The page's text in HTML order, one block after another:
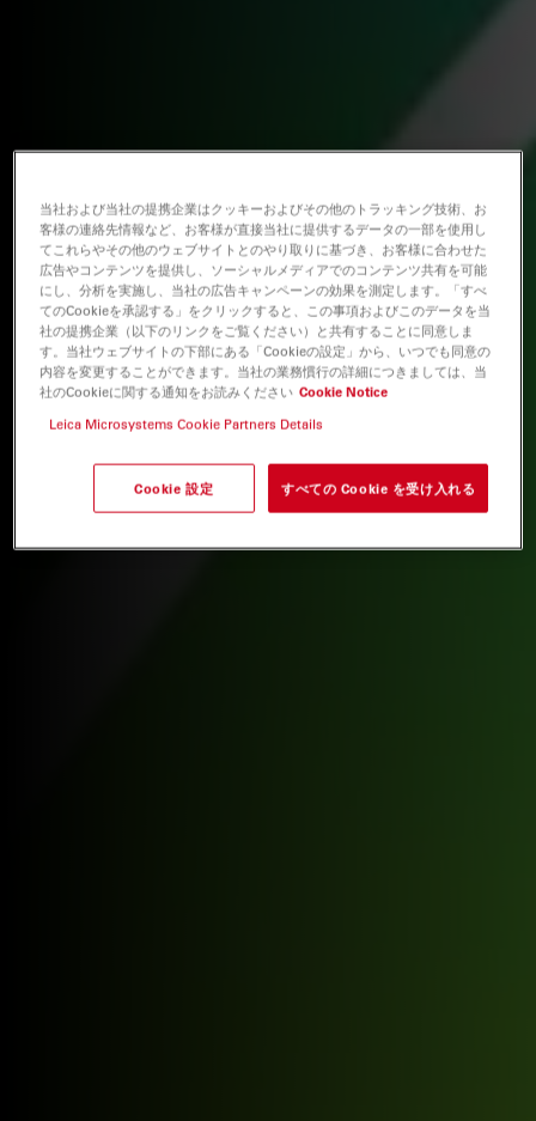
当社および当社の提携企業はクッキーおよびその他のトラッキング技術、お
客様の連絡先情報など、お客様が直接当社に提供するデータの一部を使用し
てこれらやその他のウェブサイトとのやり取りに基づき、お客様に合わせた
広告やコンテンツを提供し、ソーシャルメディアでのコンテンツ共有を可能
にし、分析を実施し、当社の広告キャンペーンの効果を測定します。「すべ
てのCookieを承認する」をクリックすると、この事項およびこのデータを当
社の提携企業（以下のリンクをご覧ください）と共有することに同意しま
す。当社ウェブサイトの下部にある「Cookieの設定」から、いつでも同意の
内容を変更することができます。当社の業務慣行の詳細につきましては、当
社のCookieに関する通知をお読みください Cookie Notice
Leica Microsystems Cookie Partners Details
Cookie 設定 すべての Cookie を受け入れる